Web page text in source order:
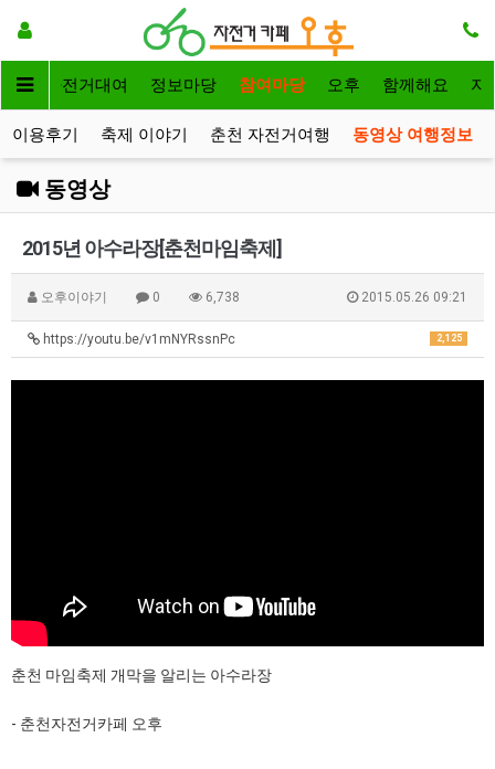
인 자전거대여 정보마당 참여마당 오후 함께해요 자
이용후기 축제 이야기 춘천 자전거여행 동영상 여행정보
동영상
2015년 아수라장[춘천마임축제]
오후이야기 0 6,738 2015.05.26 09:21
2,125
https://youtu.be/v1mNYRssnPc
춘천 마임축제 개막을 알리는 아수라장
- 춘천자전거카페 오후